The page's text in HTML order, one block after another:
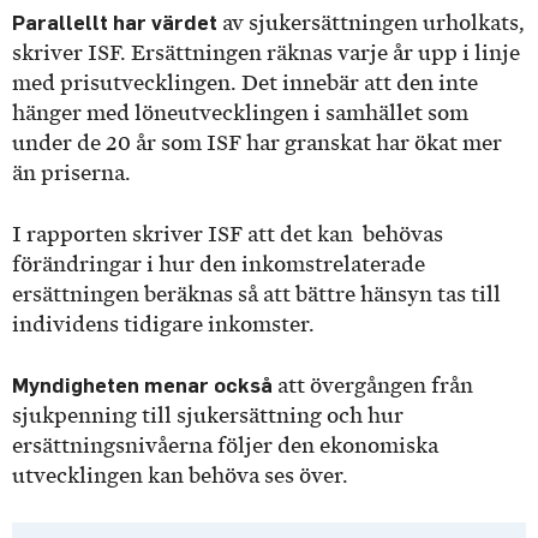
Parallellt har värdet av sjukersättningen urholkats,
skriver ISF. Ersättningen räknas varje år upp i linje
med prisutvecklingen. Det innebär att den inte
hänger med löneutvecklingen i samhället som
under de 20 år som ISF har granskat har ökat mer
än priserna.
I rapporten skriver ISF att det kan behövas
förändringar i hur den inkomstrelaterade
ersättningen beräknas så att bättre hänsyn tas till
individens tidigare inkomster.
Myndigheten menar också att övergången från
sjukpenning till sjukersättning och hur
ersättningsnivåerna följer den ekonomiska
utvecklingen kan behöva ses över.